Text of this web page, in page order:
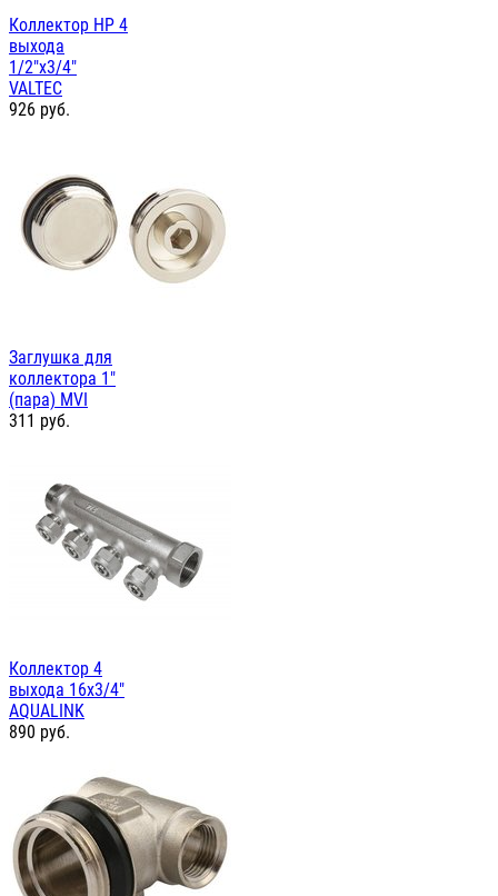
Коллектор НР 4
выхода
1/2"х3/4"
VALTEC
926 руб.
Заглушка для
коллектора 1"
(пара) MVI
311 руб.
Коллектор 4
выхода 16х3/4"
AQUALINK
890 руб.